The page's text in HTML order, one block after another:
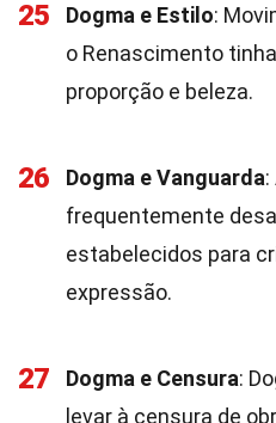
25 Dogma e Estilo:
o Renascimento
proporção e beleza.
26 Dogma e Vanguarda
frequentemente
estabelecidos para
expressão.
27 Dogma e Censura:
levar à censura de